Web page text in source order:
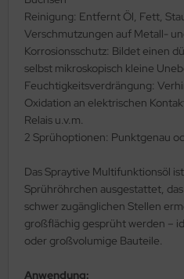
Reinigung: Entfernt Öl, Fett,
Verschmutzungen auf Metall-
Korrosionsschutz: Bildet einen
selbst mikroskopisch kleine
Feuchtigkeitsverdrängung:
Oxidation an elektrischen
Relais u.v.m.
2 Sprühoptionen: Punktgenau
Das Spraytive Multifunktionsöl
Sprühröhrchen ausgestattet,
schwer zugänglichen Stellen
großflächig gesprüht werden –
oder großvolumige Bauteile.
Anwendung: